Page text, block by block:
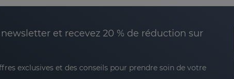
et recevez 20 % de réduction sur
exclusives et des conseils pour prendre soin de votre